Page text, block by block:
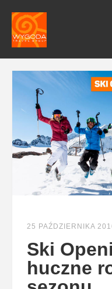
25 PAŹDZIERNIKA
Ski
huczne